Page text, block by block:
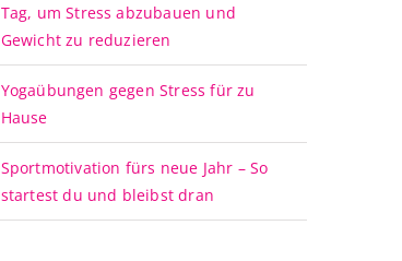
Tag, um Stress abzubauen und
Gewicht zu reduzieren
Yogaübungen gegen Stress für zu
Hause
Sportmotivation fürs neue Jahr – So
startest du und bleibst dran